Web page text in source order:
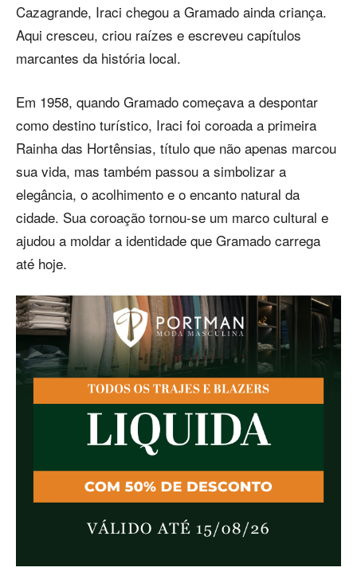
Cazagrande, Iraci chegou a Gramado ainda criança.
Aqui cresceu, criou raízes e escreveu capítulos
marcantes da história local.
Em 1958, quando Gramado começava a despontar
como destino turístico, Iraci foi coroada a primeira
Rainha das Hortênsias, título que não apenas marcou
sua vida, mas também passou a simbolizar a
elegância, o acolhimento e o encanto natural da
cidade. Sua coroação tornou-se um marco cultural e
ajudou a moldar a identidade que Gramado carrega
até hoje.